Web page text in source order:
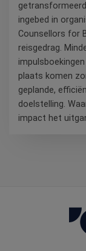
ingebed in
Counsellors for
reisgedrag.
plaats komen
geplande,
doelstelling.
impact het